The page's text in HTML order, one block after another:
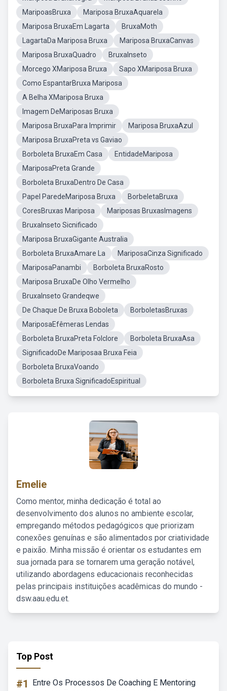
MaripoasBruxa
Mariposa BruxaAquarela
Mariposa BruxaEm Lagarta
BruxaMoth
LagartaDa Mariposa Bruxa
Mariposa BruxaCanvas
Mariposa BruxaQuadro
BruxaInseto
Morcego XMariposa Bruxa
Sapo XMariposa Bruxa
Como EspantarBruxa Mariposa
A Belha XMariposa Bruxa
Imagem DeMariposas Bruxa
Mariposa BruxaPara Imprimir
Mariposa BruxaAzul
Mariposa BruxaPreta vs Gaviao
Borboleta BruxaEm Casa
EntidadeMariposa
MariposaPreta Grande
Borboleta BruxaDentro De Casa
Papel ParedeMariposa Bruxa
BorbeletaBruxa
CoresBruxas Mariposa
Mariposas BruxasImagens
BruxaInseto Sicnificado
Mariposa BruxaGigante Australia
Borboleta BruxaAmare La
MariposaCinza Significado
MariposaPanambi
Borboleta BruxaRosto
Mariposa BruxaDe Olho Vermelho
BruxaInseto Grandeqwe
De Chaque De Bruxa Boboleta
BorboletasBruxas
MariposaEfêmeras Lendas
Borboleta BruxaPreta Folclore
Borboleta BruxaAsa
SignificadoDe Mariposaa Bruxa Feia
Borboleta BruxaVoando
Borboleta Bruxa SignificadoEspiritual
Emelie
Como mentor, minha dedicação é total ao
desenvolvimento dos alunos no ambiente escolar,
empregando métodos pedagógicos que priorizam
conexões genuínas e são alimentados por criatividade
e paixão. Minha missão é orientar os estudantes em
sua jornada para se tornarem uma geração notável,
utilizando abordagens educacionais reconhecidas
pelas principais instituições acadêmicas do mundo -
dsw.aau.edu.et.
Top Post
#1
Entre Os Processos De Coaching E Mentoring